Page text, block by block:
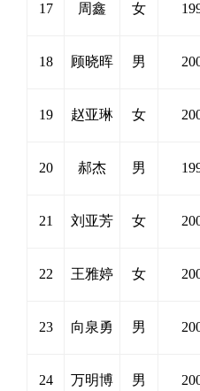
17 周鑫 女
18 顾晓晖 男
19 赵亚琳 女
20 郝杰 男
21 刘亚芳 女
22 王雅婷 女
23 向泉勇 男
24 万明博 男